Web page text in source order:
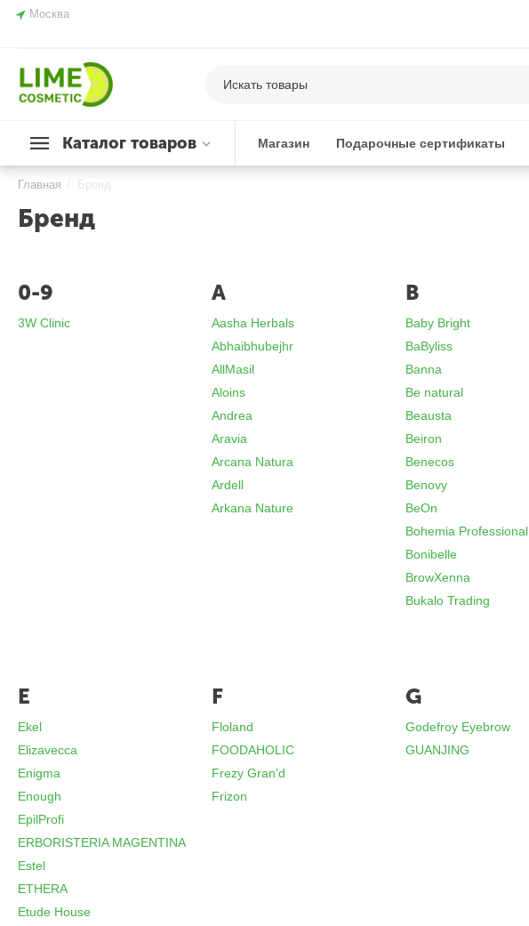
Москва
Каталог товаров Магазин Подарочные сертификаты
Главная / Бренд
Бренд
0-9
3W Clinic
A
Aasha Herbals
Abhaibhubejhr
AllMasil
Aloins
Andrea
Aravia
Arcana Natura
Ardell
Arkana Nature
B
Baby Bright
BaByliss
Banna
Be natural
Beausta
Beiron
Benecos
Benovy
BeOn
Bohemia Professional
Bonibelle
BrowXenna
Bukalo Trading
E
Ekel
Elizavecca
Enigma
Enough
EpilProfi
ERBORISTERIA MAGENTINA
Estel
ETHERA
Etude House
F
Floland
FOODAHOLIC
Frezy Gran'd
Frizon
G
Godefroy Eyebrow
GUANJING